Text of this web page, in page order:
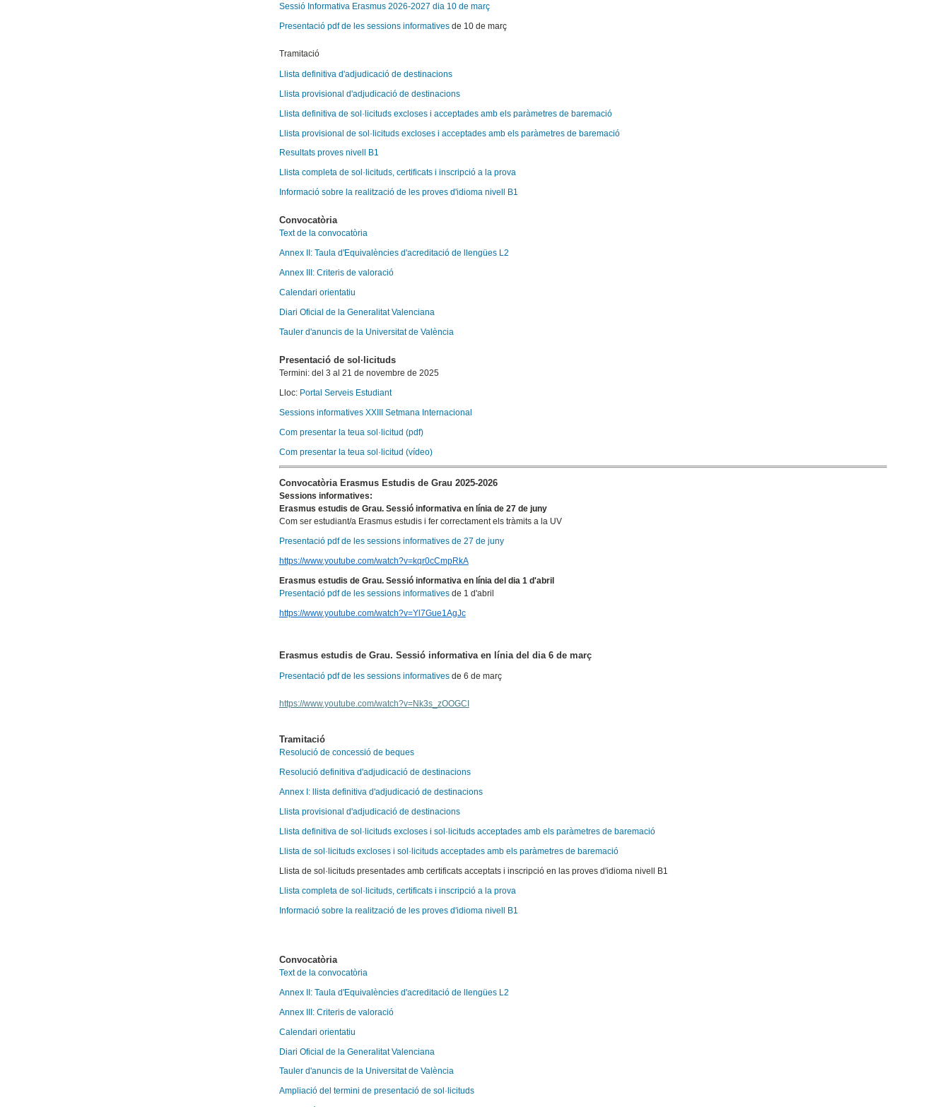
Sessió Informativa Erasmus 2026-2027 dia 10 de març
Presentació pdf de les sessions informativesde 10 de març
Tramitació
Llista definitiva d'adjudicació de destinacions
Llista provisional d'adjudicació de destinacions
Llista definitiva de sol·licituds excloses i acceptades amb els paràmetres de baremació
Llista provisional de sol·licituds excloses i acceptades amb els paràmetres de baremació
Resultats proves nivell B1
Llista completa de sol·licituds, certificats i inscripció a la prova
Informació sobre la realització de les proves d'idioma nivell B1
Convocatòria
Text de la convocatòria
Annex II: Taula d'Equivalències d'acreditació de llengües L2
Annex III: Criteris de valoració
Calendari orientatiu
Diari Oficial de la Generalitat Valenciana
Tauler d'anuncis de la Universitat de València
Presentació de sol·licituds
Termini: del 3 al 21 de novembre de 2025
Lloc: Portal Serveis Estudiant
Sessions informatives XXIII Setmana Internacional
Com presentar la teua sol·licitud (pdf)
Com presentar la teua sol·licitud (vídeo)
Convocatòria Erasmus Estudis de Grau 2025-2026
Sessions informatives:
Erasmus estudis de Grau. Sessió informativa en línia de 27 de juny
Com ser estudiant/a Erasmus estudis i fer correctament els tràmits a la UV
Presentació pdf de les sessions informatives de 27 de juny
https://www.youtube.com/watch?v=kqr0cCmpRkA
Erasmus estudis de Grau. Sessió informativa en línia del dia 1 d'abril
Presentació pdf de les sessions informativesde 1 d'abril
https://www.youtube.com/watch?v=Yl7Gue1AgJc
Erasmus estudis de Grau. Sessió informativa en línia del dia 6 de març
Presentació pdf de les sessions informativesde 6 de març
https://www.youtube.com/watch?v=Nk3s_zOOGCI
Tramitació
Resolució de concessió de beques
Resolució definitiva d'adjudicació de destinacions
Annex I: llista definitiva d'adjudicació de destinacions
Llista provisional d'adjudicació de destinacions
Llista definitiva de sol·licituds excloses i sol·licituds acceptades amb els paràmetres de baremació
Llista de sol·licituds excloses i sol·licituds acceptades amb els paràmetres de baremació
Llista de sol·licituds presentades amb certificats acceptats i inscripció en las proves d'idioma nivell B1
Llista completa de sol·licituds, certificats i inscripció a la prova
Informació sobre la realització de les proves d'idioma nivell B1
Convocatòria
Text de la convocatòria
Annex II: Taula d'Equivalències d'acreditació de llengües L2
Annex III: Criteris de valoració
Calendari orientatiu
Diari Oficial de la Generalitat Valenciana
Tauler d'anuncis de la Universitat de València
Ampliació del termini de presentació de sol·licituds